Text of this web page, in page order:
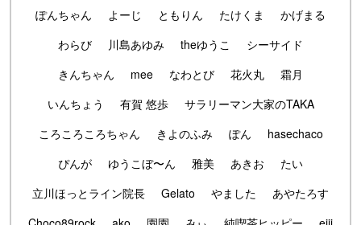
ぽんちゃん
よーじ ともりん たけくま
かげまる
わらび
川島あゆみ theゆうこ
シーサイド
きんちゃん
mee なわとび 花火丸
霜月
いんちょう
有賀 悠歩
サラリーマン大家のTAKA
ころころころちゃん
きよのふみ ぽん
hasechaco
ぴんが
ゆうこぼ〜ん 雅美 あきお
たい
立川ほっとライン院長
Gelato やました
あやたろす